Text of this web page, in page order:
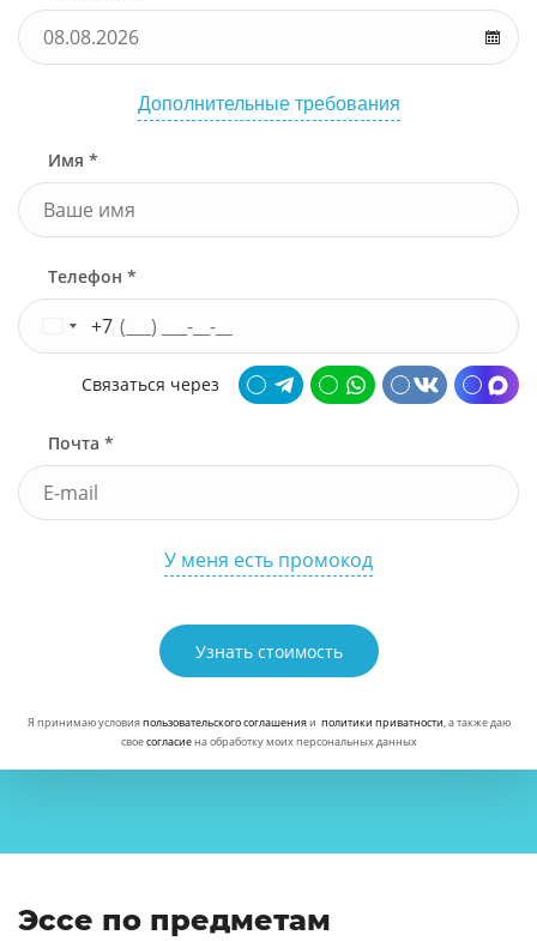
Дополнительные требования
Имя *
Телефон *
+7
Связаться через
Почта *
У меня есть промокод
Узнать стоимость
Я принимаю условияпользовательского соглашенияи политики приватности, а также даю
своесогласиена обработку моих персональных данных
Эссе по предметам